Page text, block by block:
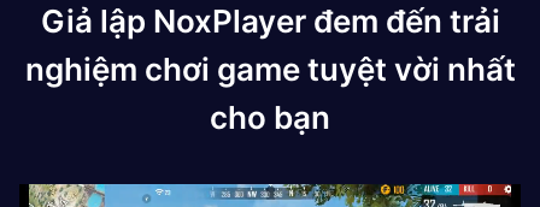
Giả lập NoxPlayer đem đến trải
nghiệm chơi game tuyệt vời nhất
cho bạn